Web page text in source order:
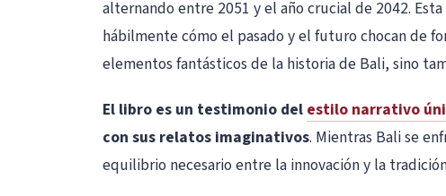
alternando entre 2051 y el año crucial de 2042.
hábilmente cómo el pasado y el futuro chocan de
elementos fantásticos de la historia de Bali, sino
El libro es un testimonio del estilo narrativo
con sus relatos imaginativos. Mientras Bali se
equilibrio necesario entre la innovación y la